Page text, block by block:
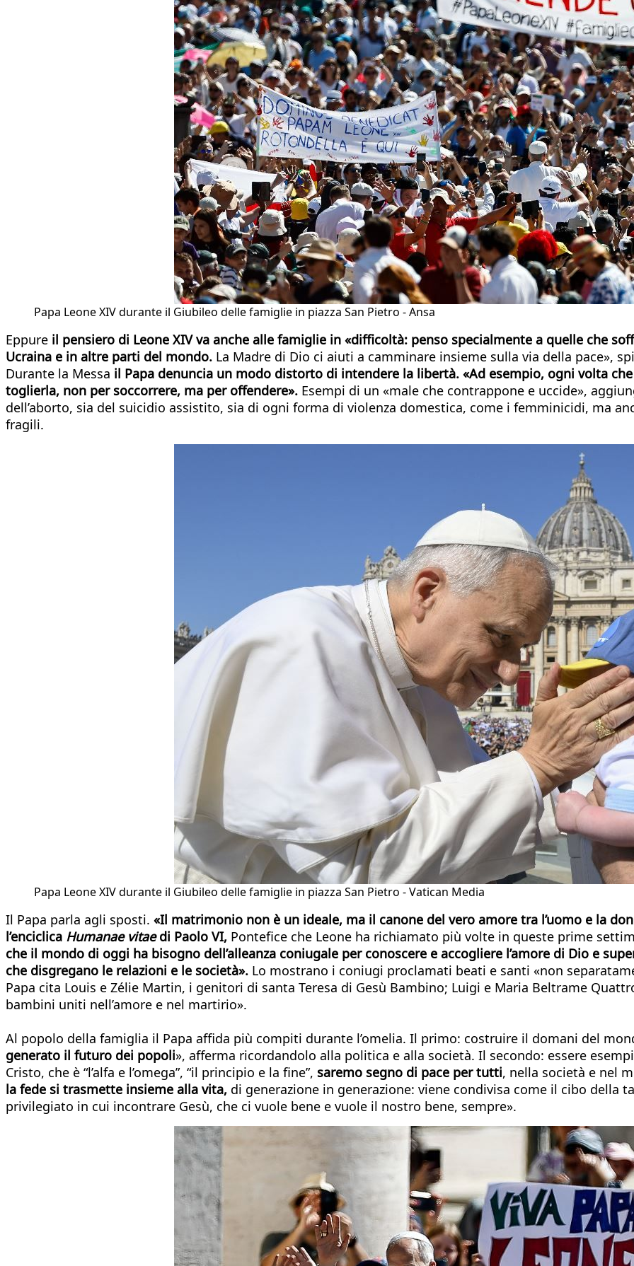
Papa Leone XIV durante il Giubileo delle famiglie in piazza San Pietro - Ansa
Eppure il pensiero di Leone XIV va anche alle famiglie in «difficoltà: penso specialmente a quelle che
Ucraina e in altre parti del mondo. La Madre di Dio ci aiuti a camminare insieme sulla via della pace»,
Durante la Messa il Papa denuncia un modo distorto di intendere la libertà. «Ad esempio, ogni volta
toglierla, non per soccorrere, ma per offendere». Esempi di un «male che contrappone e uccide»,
dell’aborto, sia del suicidio assistito, sia di ogni forma di violenza domestica, come i femminicidi, ma
fragili.
Papa Leone XIV durante il Giubileo delle famiglie in piazza San Pietro - Vatican Media
Il Papa parla agli sposti. «Il matrimonio non è un ideale, ma il canone del vero amore tra l’uomo e la
l’enciclica Humanae vitaedi Paolo VI, Pontefice che Leone ha richiamato più volte in queste prime
che il mondo di oggi ha bisogno dell’alleanza coniugale per conoscere e accogliere l’amore di Dio e
che disgregano le relazioni e le società». Lo mostrano i coniugi proclamati beati e santi «non
Papa cita Louis e Zélie Martin, i genitori di santa Teresa di Gesù Bambino; Luigi e Maria Beltrame
bambini uniti nell’amore e nel martirio».
Al popolo della famiglia il Papa affida più compiti durante l’omelia. Il primo: costruire il domani del
generato il futuro dei popoli», afferma ricordandolo alla politica e alla società. Il secondo: essere
Cristo, che è “l’alfa e l’omega”, “il principio e la fine”, saremo segno di pace per tutti, nella società e nel
la fede si trasmette insieme alla vita, di generazione in generazione: viene condivisa come il cibo della
privilegiato in cui incontrare Gesù, che ci vuole bene e vuole il nostro bene, sempre».